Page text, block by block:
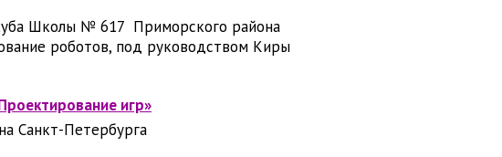
Школы № 617 Приморского района
роботов, под руководством Киры
игр»
Санкт-Петербурга